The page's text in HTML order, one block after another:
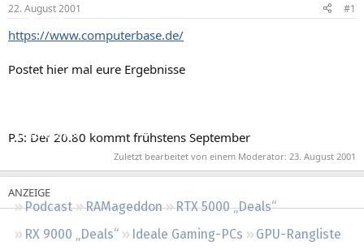
Aktuelles
Neue Beiträge
Leserartikel
Podcast RAMageddon
RTX 5000 „Deals“
RX 9000 „Deals“
Ideale Gaming-PCs
GPU-Rangliste
e
r
t
a
m
22. August 2001 #1
https://www.computerbase.de/
Postet hier mal eure Ergebnisse
P.S: Der 20.80 kommt frühstens September
Zuletzt bearbeitet von einem Moderator: 23. August 2001